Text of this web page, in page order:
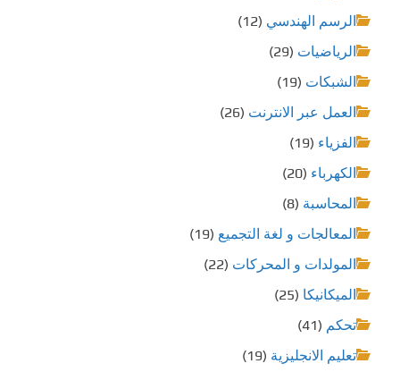
الرسم الهندسي (12)
الرياضيات (29)
الشبكات (19)
العمل عبر الانترنت (26)
الفزياء (19)
الكهرباء (20)
المحاسبة (8)
المعالجات و لغة التجميع (19)
المولدات و المحركات (22)
الميكانيكا (25)
تحكم (41)
تعليم الانجليزية (19)